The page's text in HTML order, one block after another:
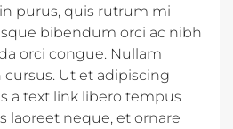
purus, quis rutrum mi
bibendum orci ac nibh
orci congue. Nullam
Ut et adipiscing
a text link libero tempus
laoreet neque, et ornare